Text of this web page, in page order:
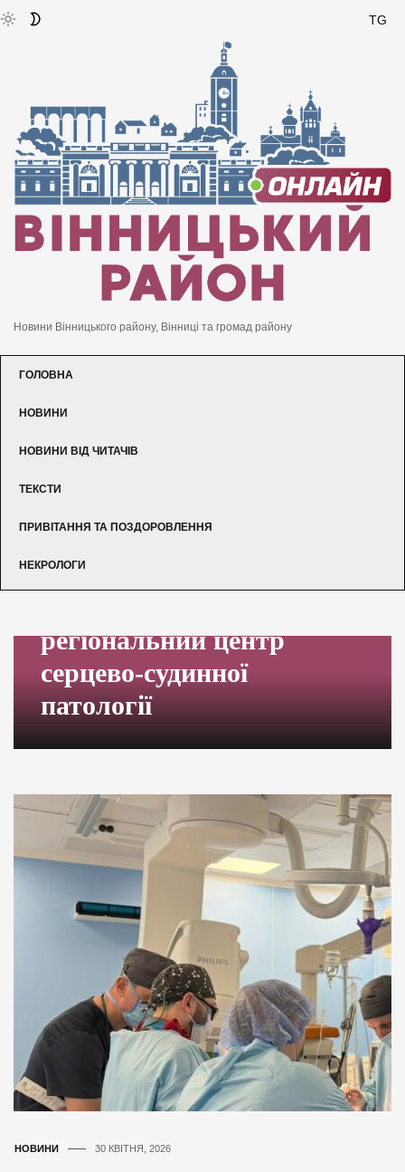
TG
Новини Вінницького району, Вінниці та громад району
ГОЛОВНА
НОВИНИ
НОВИНИ ВІД ЧИТАЧІВ
ТЕКСТИ
ПРИВІТАННЯ ТА ПОЗДОРОВЛЕННЯ
НЕКРОЛОГИ
регіональний центр
серцево-судинної
патології
НОВИНИ 30 КВІТНЯ, 2026